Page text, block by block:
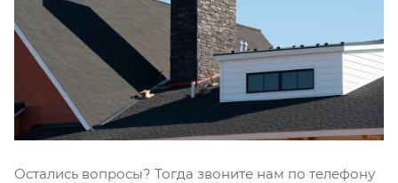
Остались вопросы? Тогда звоните нам по телефону